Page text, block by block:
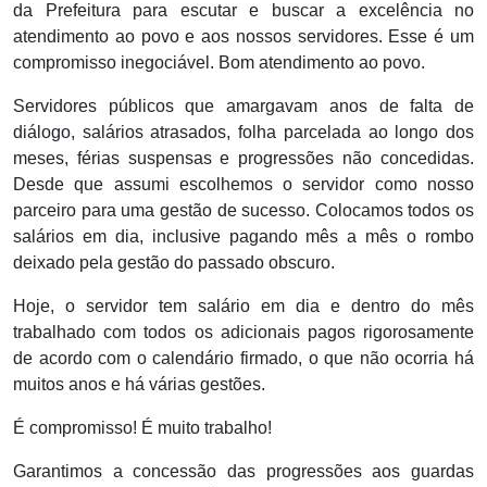
da Prefeitura para escutar e buscar a excelência no
atendimento ao povo e aos nossos servidores. Esse é um
compromisso inegociável. Bom atendimento ao povo.
Servidores públicos que amargavam anos de falta de
diálogo, salários atrasados, folha parcelada ao longo dos
meses, férias suspensas e progressões não concedidas.
Desde que assumi escolhemos o servidor como nosso
parceiro para uma gestão de sucesso. Colocamos todos os
salários em dia, inclusive pagando mês a mês o rombo
deixado pela gestão do passado obscuro.
Hoje, o servidor tem salário em dia e dentro do mês
trabalhado com todos os adicionais pagos rigorosamente
de acordo com o calendário firmado, o que não ocorria há
muitos anos e há várias gestões.
É compromisso! É muito trabalho!
Garantimos a concessão das progressões aos guardas